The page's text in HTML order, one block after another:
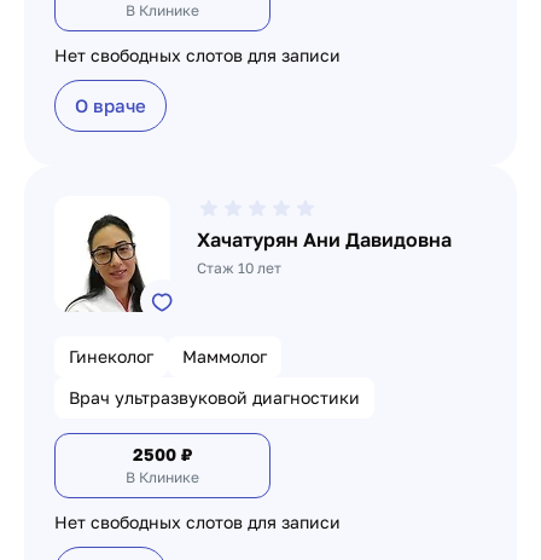
В Клинике
Нет свободных слотов для записи
О враче
Хачатурян Ани Давидовна
Стаж 10 лет
Гинеколог
Маммолог
Врач ультразвуковой диагностики
2500 ₽
В Клинике
Нет свободных слотов для записи